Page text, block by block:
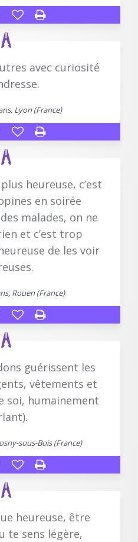
avec curiosité
Lyon (France)
heureuse, c’est
en soirée
malades, on ne
et c’est trop
de les voir
Rouen (France)
guérissent les
vêtements et
soi, humainement
sous-Bois (France)
heureuse, être
te sens légère,